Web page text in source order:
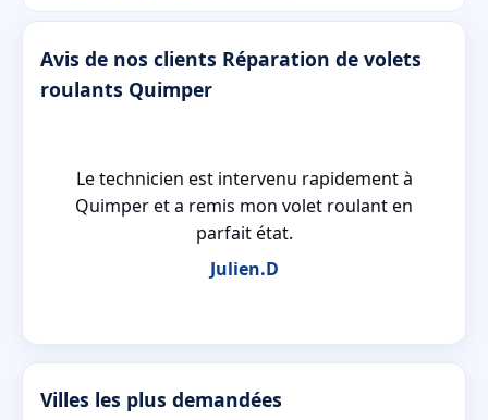
Avis de nos clients Réparation de volets
roulants Quimper
Le technicien est intervenu rapidement à
Quimper et a remis mon volet roulant en
parfait état.
Julien.D
Villes les plus demandées